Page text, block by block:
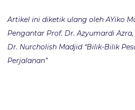
Artikel ini diketik ulang oleh AYiko
Pengantar Prof. Dr. Azyumardi
Dr. Nurcholish Madjid “Bilik-Bilik
Perjalanan”